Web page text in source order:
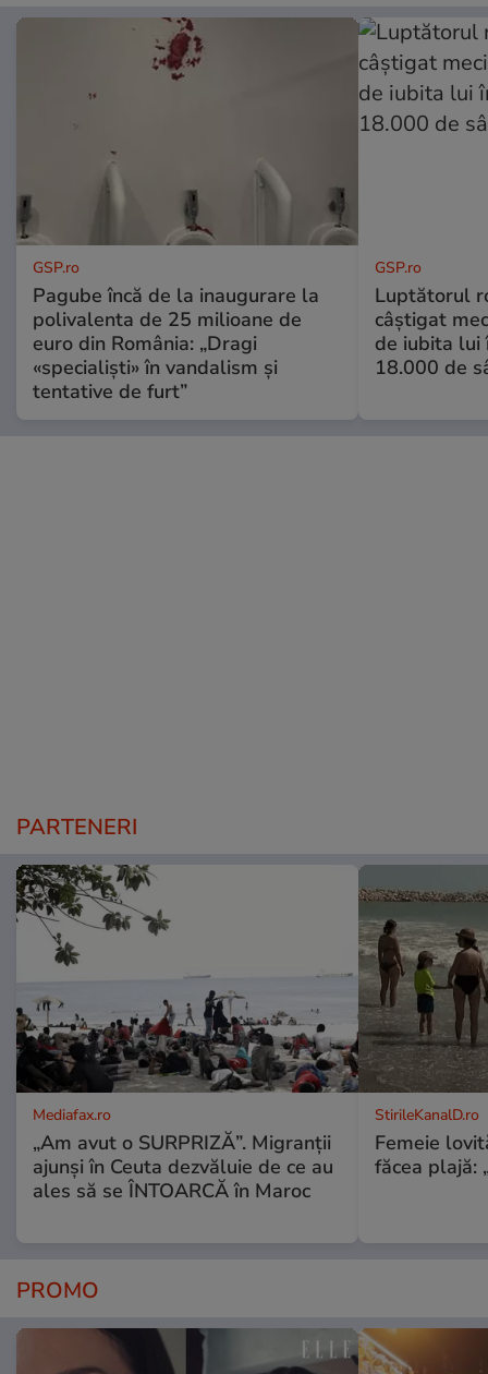
GSP.ro
Pagube încă de la inaugurare la
polivalenta de 25 milioane de
euro din România: „Dragi
«specialiști» în vandalism și
tentative de furt”
GSP.ro
Luptătorul
câștigat
de iubita lui
18.000 de
PARTENERI
Mediafax.ro
„Am avut o SURPRIZĂ”. Migranții
ajunși în Ceuta dezvăluie de ce au
ales să se ÎNTOARCĂ în Maroc
StirileKanalD.ro
Femeie
făcea plajă:
PROMO